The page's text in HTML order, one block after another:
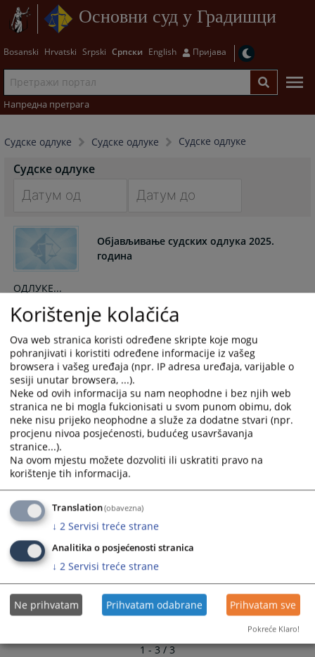
Основни суд у Градишци
Bosanski Hrvatski Srpski Српски English Пријава
Напредна претрага
Судске одлуке Судске одлуке Судске одлуке
Судске одлуке
forward
interact
the
calendar
and
select
a
date.
Press
the
question
mark
key
to
get
the
keyboard
shortcuts
for
changing
to
the
calendar
and
select
a
date.
Press
the
question
mark
to
get
keyboard
shortcuts
for
dates.
Објављивање судских одлука 2025.
година
ОДЛУКЕ...
23.12.2025.
Објављивање судских одлука 2024.
година
ОДЛУКЕ ...
30.12.2024.
Објављивање судских одлука 2023.
година
Објављивање одлука Основног суда у Градишци...
04.12.2023.
1 - 3 / 3
Korištenje kolačića
Ova web stranica koristi određene skripte koje mogu
pohranjivati i koristiti određene informacije iz vašeg
browsera i vašeg uređaja (npr. IP adresa uređaja, varijable o
sesiji unutar browsera, ...).
Neke od ovih informacija su nam neophodne i bez njih web
stranica ne bi mogla fukcionisati u svom punom obimu, dok
neke nisu prijeko neophodne a služe za dodatne stvari (npr.
procjenu nivoa posjećenosti, budućeg usavršavanja
stranice...).
Na ovom mjestu možete dozvoliti ili uskratiti pravo na
korištenje tih informacija.
Translation(obavezna)
↓ 2 Servisi treće strane
Analitika o posjećenosti stranica
↓ 2 Servisi treće strane
Ne prihvatam Prihvatam odabrane Prihvatam sve
Pokreće Klaro!